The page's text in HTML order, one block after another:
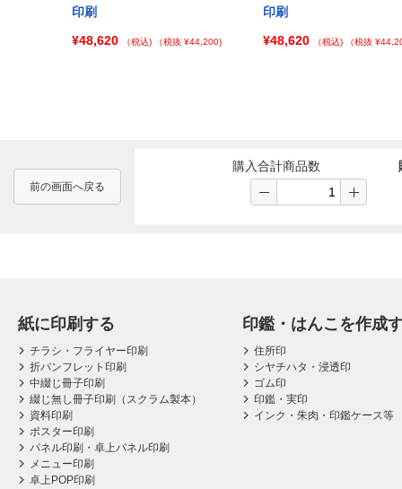
印刷
¥48,620
（税込) （税抜 ¥44,200)
印刷
¥48,620
（税込) （税抜
前の画面へ戻る
購入合計商品数
紙に印刷する
チラシ・フライヤー印刷
折パンフレット印刷
中綴じ冊子印刷
綴じ無し冊子印刷（スクラム製本）
資料印刷
ポスター印刷
パネル印刷・卓上パネル印刷
メニュー印刷
卓上POP印刷
印鑑・はんこを作成
住所印
シヤチハタ・浸透印
ゴム印
印鑑・実印
インク・朱肉・印鑑ケース等